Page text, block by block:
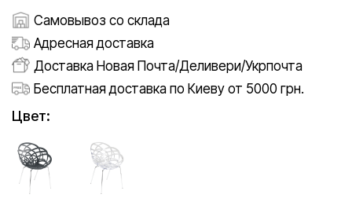
Самовывоз со склада
Адресная доставка
Доставка Новая Почта/Деливери/Укрпочта
Бесплатная доставка по Киеву от 5000 грн.
Цвет: